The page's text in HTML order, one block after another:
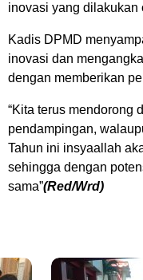
inovasi yang dilakukan
Kadis DPMD
inovasi dan
dengan memberikan
“Kita terus mendorong
pendampingan,
Tahun ini insyaallah
sehingga dengan
sama”(Red/Wrd)